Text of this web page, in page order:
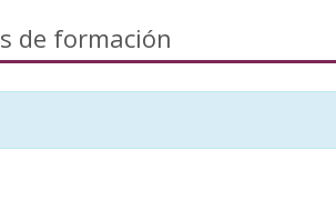
de formación